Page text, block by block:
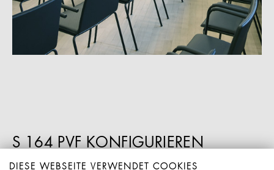
S 164 PVF KONFIGURIEREN
DIESE WEBSEITE VERWENDET COOKIES